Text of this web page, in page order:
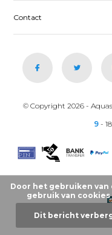
Contact
© Copyright 2026 -
9 -
Door het gebruiken
gebruik van
Dit bericht